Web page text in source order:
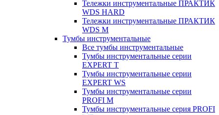
Тележки инструментальные ПРАКТИК
WDS HARD
Тележки инструментальные ПРАКТИК
WDS M
Тумбы инструментальные
Все тумбы инструментальные
Тумбы инструментальные серии
EXPERT T
Тумбы инструментальные серии
EXPERT WS
Тумбы инструментальные серии
PROFI M
Тумбы инструментальные серия PROFI